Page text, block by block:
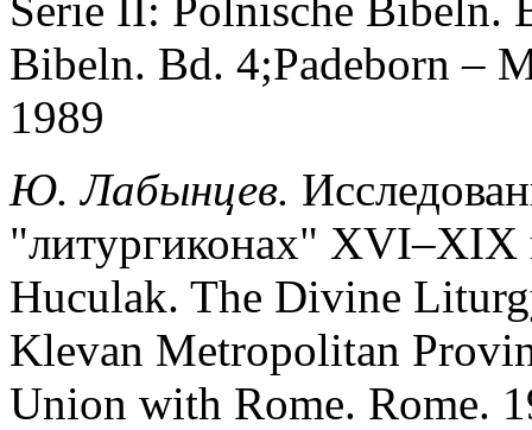
Bibeln. Bd. 4;Padeborn –
1989
Ю. Лабынцев.
"литургиконах" XVI–XIX
Huculak. The Divine
Klevan Metropolitan
Union with Rome. Rome.